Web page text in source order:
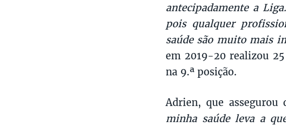
antecipadamente a
pois qualquer
saúde são muito mais
em 2019-20 realizou
na 9.ª posição.
Adrien, que assegurou
minha saúde leva a